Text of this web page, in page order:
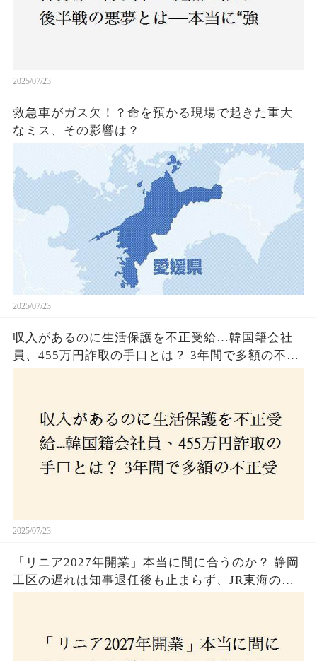
2025/07/23
救急車がガス欠！？命を預かる現場で起きた重大
なミス、その影響は？
2025/07/23
収入があるのに生活保護を不正受給…韓国籍会社
員、455万円詐取の手口とは？ 3年間で多額の不正
2025/07/23
「リニア2027年開業」本当に間に合うのか？ 静岡
工区の遅れは知事退任後も止まらず、JR東海のず